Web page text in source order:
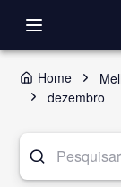
Home
dezembro